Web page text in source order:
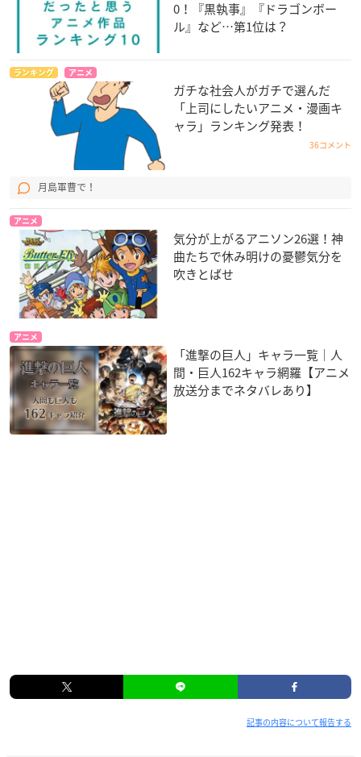
0！『黒執事』『ドラゴンボー
ル』など…第1位は？
ランキング アニメ
ガチな社会人がガチで選んだ
「上司にしたいアニメ・漫画キ
ャラ」ランキング発表！
36コメント
月島軍曹で！
アニメ
気分が上がるアニソン26選！神
曲たちで休み明けの憂鬱気分を
吹きとばせ
アニメ
「進撃の巨人」キャラ一覧｜人
間・巨人162キャラ網羅【アニメ
放送分までネタバレあり】
記事の内容について報告する